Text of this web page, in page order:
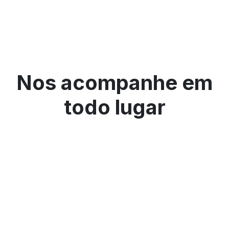
Nos acompanhe em
todo lugar